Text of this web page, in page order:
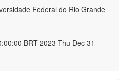
Federal do Rio Grande
BRT 2023-Thu Dec 31